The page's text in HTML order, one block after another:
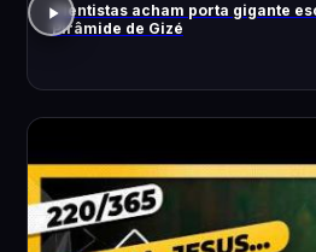
Cientistas acham porta gigante
Pirâmide de Gizé